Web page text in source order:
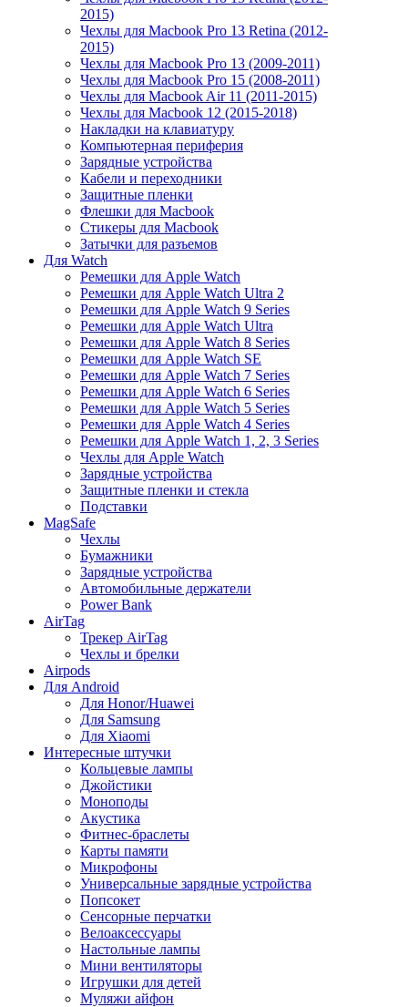
2015)
Чехлы для Macbook Pro 13 Retina (2012-
2015)
Чехлы для Macbook Pro 13 (2009-2011)
Чехлы для Macbook Pro 15 (2008-2011)
Чехлы для Macbook Air 11 (2011-2015)
Чехлы для Macbook 12 (2015-2018)
Накладки на клавиатуру
Компьютерная периферия
Зарядные устройства
Кабели и переходники
Защитные пленки
Флешки для Macbook
Стикеры для Macbook
Затычки для разъемов
Для Watch
Ремешки для Apple Watch
Ремешки для Apple Watch Ultra 2
Ремешки для Apple Watch 9 Series
Ремешки для Apple Watch Ultra
Ремешки для Apple Watch 8 Series
Ремешки для Apple Watch SE
Ремешки для Apple Watch 7 Series
Ремешки для Apple Watch 6 Series
Ремешки для Apple Watch 5 Series
Ремешки для Apple Watch 4 Series
Ремешки для Apple Watch 1, 2, 3 Series
Чехлы для Apple Watch
Зарядные устройства
Защитные пленки и стекла
Подставки
MagSafe
Чехлы
Бумажники
Зарядные устройства
Автомобильные держатели
Power Bank
AirTag
Трекер AirTag
Чехлы и брелки
Airpods
Для Android
Для Honor/Huawei
Для Samsung
Для Xiaomi
Интересные штучки
Кольцевые лампы
Джойстики
Моноподы
Акустика
Фитнес-браслеты
Карты памяти
Микрофоны
Универсальные зарядные устройства
Попсокет
Сенсорные перчатки
Велоаксессуары
Настольные лампы
Мини вентиляторы
Игрушки для детей
Муляжи айфон